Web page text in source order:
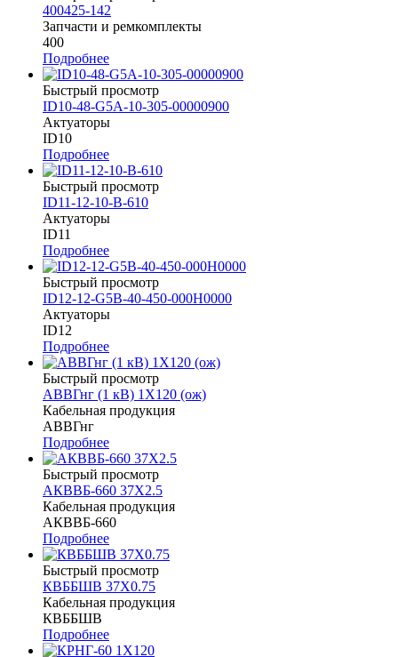
400425-142
Запчасти и ремкомплекты
400
Подробнее
Быстрый просмотр
ID10-48-G5A-10-305-00000900
Актуаторы
ID10
Подробнее
Быстрый просмотр
ID11-12-10-B-610
Актуаторы
ID11
Подробнее
Быстрый просмотр
ID12-12-G5B-40-450-000H0000
Актуаторы
ID12
Подробнее
Быстрый просмотр
АВВГнг (1 кВ) 1Х120 (ож)
Кабельная продукция
АВВГнг
Подробнее
Быстрый просмотр
АКВВБ-660 37Х2.5
Кабельная продукция
АКВВБ-660
Подробнее
Быстрый просмотр
КВББШВ 37Х0.75
Кабельная продукция
КВББШВ
Подробнее